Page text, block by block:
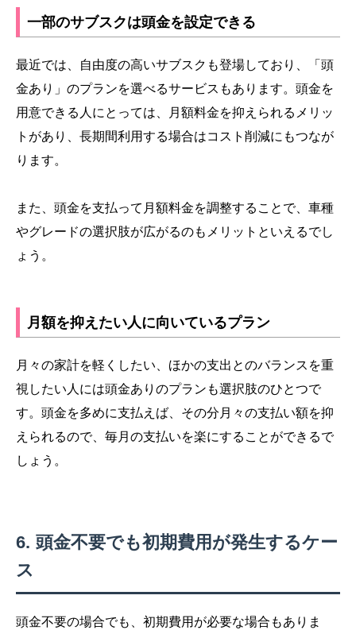
一部のサブスクは頭金を設定できる
最近では、自由度の高いサブスクも登場しており、「頭
金あり」のプランを選べるサービスもあります。頭金を
用意できる人にとっては、月額料金を抑えられるメリッ
トがあり、長期間利用する場合はコスト削減にもつなが
ります。
また、頭金を支払って月額料金を調整することで、車種
やグレードの選択肢が広がるのもメリットといえるでし
ょう。
月額を抑えたい人に向いているプラン
月々の家計を軽くしたい、ほかの支出とのバランスを重
視したい人には頭金ありのプランも選択肢のひとつで
す。頭金を多めに支払えば、その分月々の支払い額を抑
えられるので、毎月の支払いを楽にすることができるで
しょう。
頭金不要でも初期費用が発生するケー
ス
頭金不要の場合でも、初期費用が必要な場合もありま